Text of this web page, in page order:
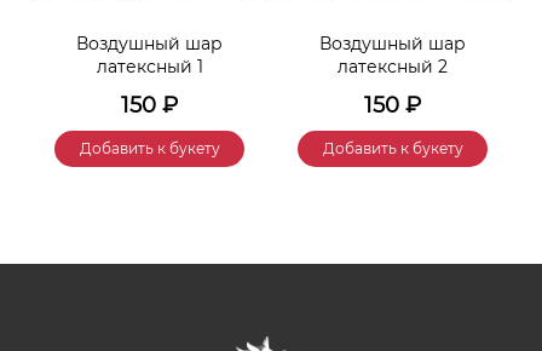
Воздушный шар
латексный 1
150 ₽
Добавить к букету
Воздушный шар
латексный 2
150 ₽
Добавить к букету